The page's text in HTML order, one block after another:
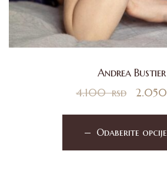
Andrea Bustier
4.100rsd 2.050
Odaberite opcije